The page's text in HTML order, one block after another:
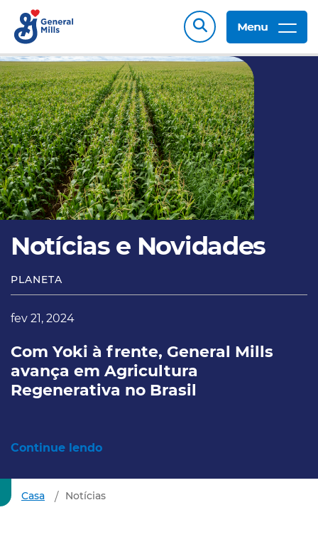
Menu
Notícias e Novidades​
PLANETA
fev 21, 2024
Com Yoki à frente, General Mills
avança em Agricultura
Regenerativa no Brasil
Continue lendo
Casa Notícias